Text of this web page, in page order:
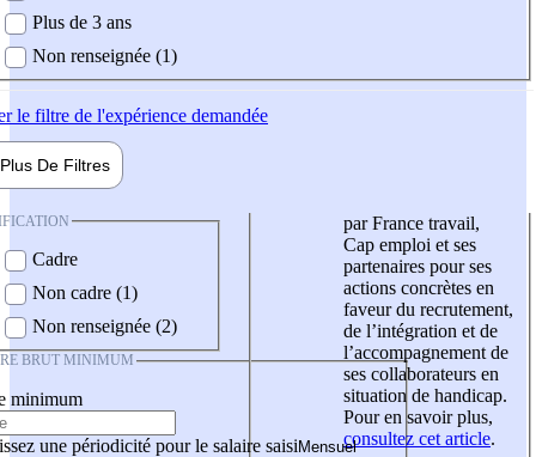
Plus de 3 ans
Non renseignée (1)
le filtre de l'expérience demandée
Plus De Filtres
Cadre
Non cadre (1)
Non renseignée (2)
BRUT MINIMUM
minimum
une périodicité pour le salaire saisi
par France travail,
Cap emploi et ses
partenaires pour ses
actions concrètes en
faveur du recrutement,
de l’intégration et de
l’accompagnement de
ses collaborateurs en
situation de handicap.
Pour en savoir plus,
consultez cet article.